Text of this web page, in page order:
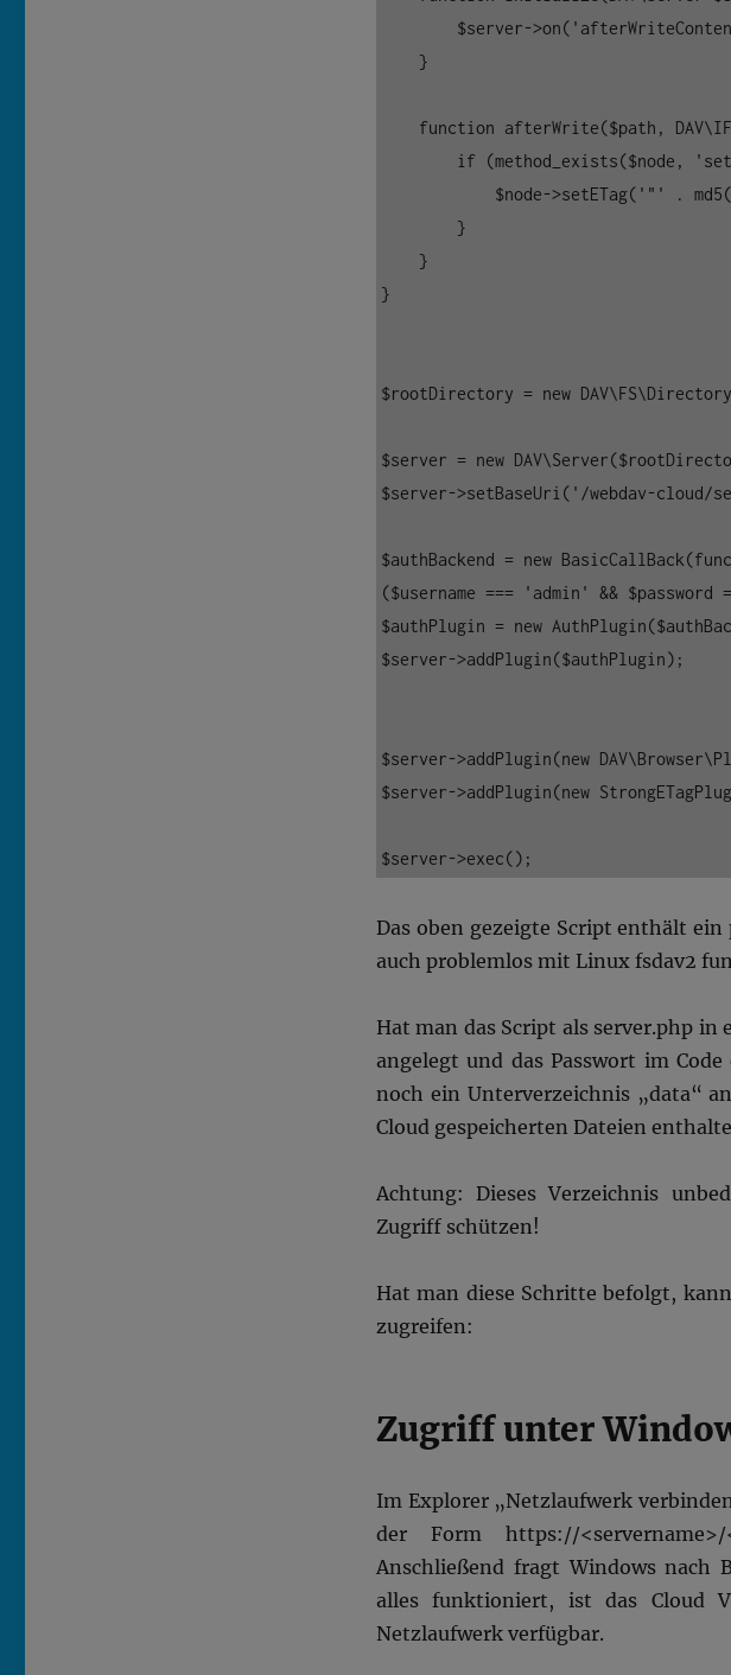
}
$rootDirectory = new
$server = new
$server->setBaseUri('/webdav-cloud/
$authBackend = new
($username === 'admin' &&
$authPlugin = new
$server->addPlugin($authPlugin);
$server->addPlugin(new
$server->addPlugin(new
Das oben gezeigte Script enthält ein
auch problemlos mit Linux fsdav2
Hat man das Script als server.php in
angelegt und das Passwort im
noch ein Unterverzeichnis „data“
Cloud gespeicherten Dateien
Achtung: Dieses Verzeichnis
Zugriff schützen!
Hat man diese Schritte befolgt,
zugreifen:
Zugriff unter
Im Explorer „Netzlaufwerk
der Form https://<servername>/
Anschließend fragt Windows nach
alles funktioniert, ist das Cloud
Netzlaufwerk verfügbar.